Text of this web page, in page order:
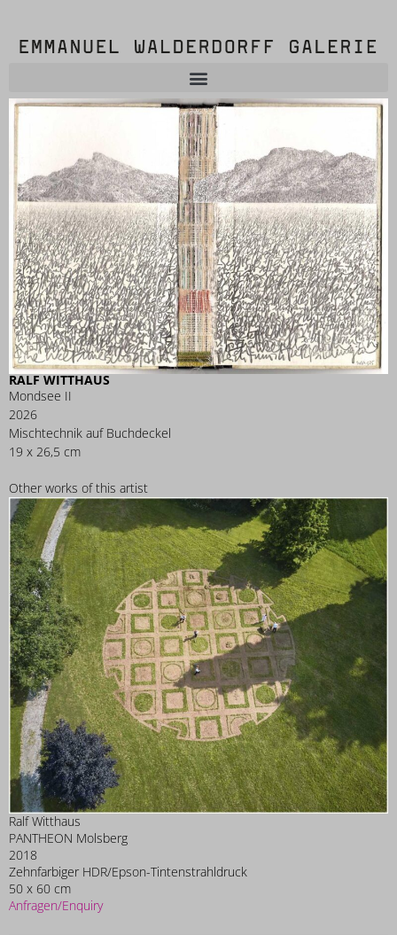
RALF WITTHAUS
Mondsee II
2026
Mischtechnik auf Buchdeckel
19 x 26,5 cm
Other works of this artist
Ralf Witthaus
PANTHEON Molsberg
2018
Zehnfarbiger HDR/Epson-Tintenstrahldruck
50 x 60 cm
Anfragen/Enquiry